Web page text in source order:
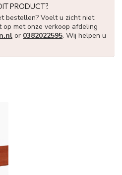
PRODUCT?
bestellen? Voelt u zicht niet
met onze verkoop afdeling
or 0382022595. Wij helpen u